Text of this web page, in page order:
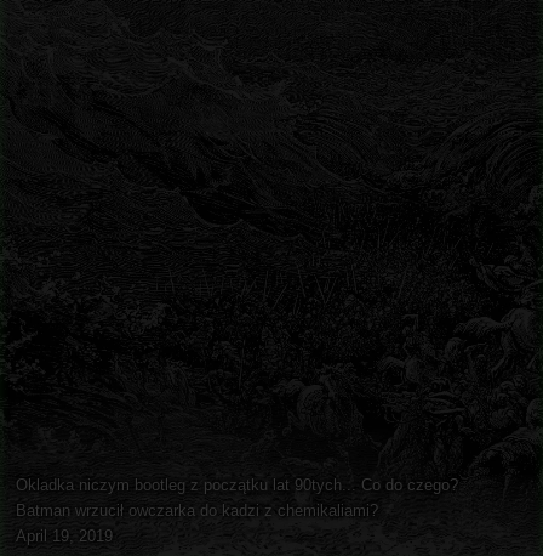
Okladka niczym bootleg z początku lat 90tych... Co do czego?
Batman wrzucił owczarka do kadzi z chemikaliami?
April 19, 2019